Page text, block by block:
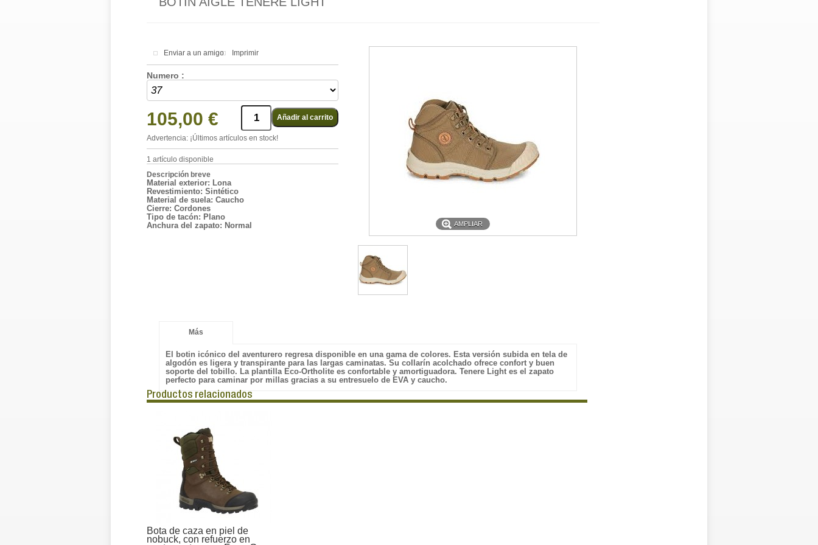
AMPLIAR
Enviar a un amigo Imprimir
Numero :
105,00 €
Advertencia: ¡Últimos artículos en stock!
1 artículo disponible
Descripción breve
Material exterior: Lona
Revestimiento: Sintético
Material de suela: Caucho
Cierre: Cordones
Tipo de tacón: Plano
Anchura del zapato: Normal
Más
El botin icónico del aventurero regresa disponible en una gama de colores. Esta versión subida en tela de
algodón es ligera y transpirante para las largas caminatas. Su collarín acolchado ofrece confort y buen
soporte del tobillo. La plantilla Eco-Ortholite es confortable y amortiguadora. Tenere Light es el zapato
perfecto para caminar por millas gracias a su entresuelo de EVA y caucho.
Productos relacionados
Bota de caza en piel de
nobuck, con refuerzo en